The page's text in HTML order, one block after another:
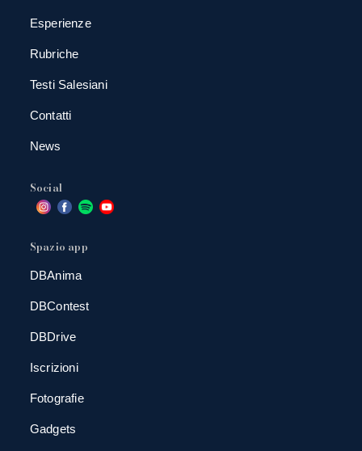
Esperienze
Rubriche
Testi Salesiani
Contatti
News
Social
Spazio app
DBAnima
DBContest
DBDrive
Iscrizioni
Fotografie
Gadgets